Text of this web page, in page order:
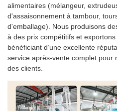
alimentaires (mélangeur,
d'assaisonnement à tambour,
d'emballage). Nous produisons
à des prix compétitifs et
bénéficiant d’une excellente
service après-vente complet pour
des clients.